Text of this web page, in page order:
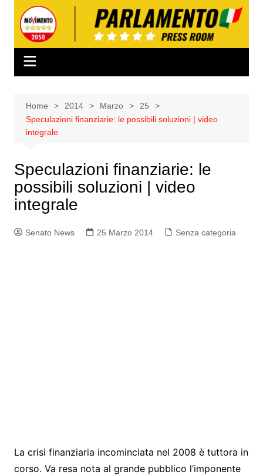
contenuto
Home 2014 Marzo
25
Speculazioni finanziarie: le possibili soluzioni | video
integrale
Speculazioni finanziarie: le
possibili soluzioni | video
integrale
Senato News 25 Marzo 2014 Senza categoria
La crisi finanziaria incominciata nel 2008 è tuttora in
corso. Va resa nota al grande pubblico l’imponente